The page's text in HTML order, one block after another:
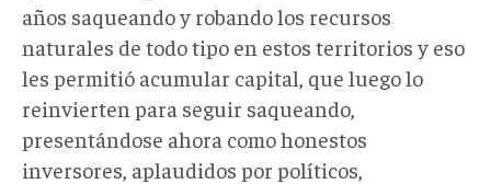
años saqueando y robando los recursos
naturales de todo tipo en estos territorios y eso
les permitió acumular capital, que luego lo
reinvierten para seguir saqueando,
presentándose ahora como honestos
inversores, aplaudidos por políticos,